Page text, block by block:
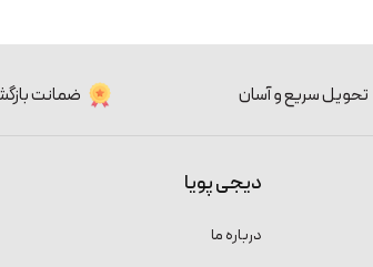
تحویل سریع و آسان ضمانت
دیجی پویا
درباره ما